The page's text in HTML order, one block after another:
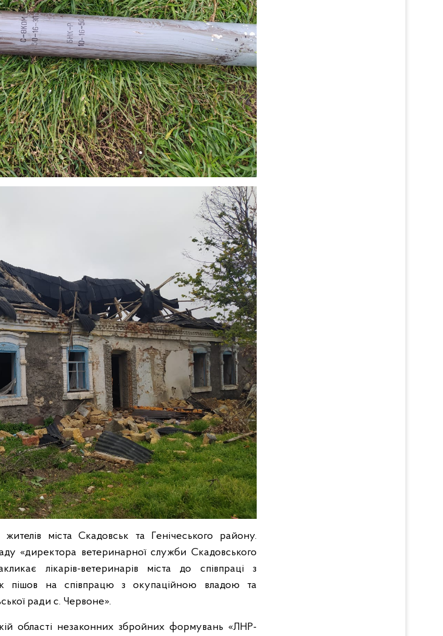
жителів міста Скадовськ та Генічеського району.
«директора ветеринарної служби Скадовського
лікарів-ветеринарів міста до співпраці з
пішов на співпрацю з окупаційною владою та
ради с. Червоне».
області незаконних збройних формувань «ЛНР-